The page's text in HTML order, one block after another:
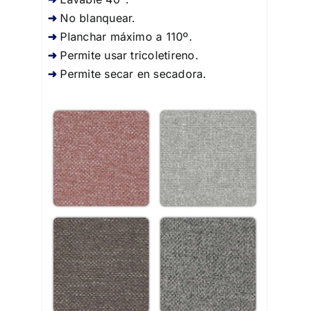
No blanquear.
Planchar máximo a 110º.
Permite usar tricoletireno.
Permite secar en secadora.